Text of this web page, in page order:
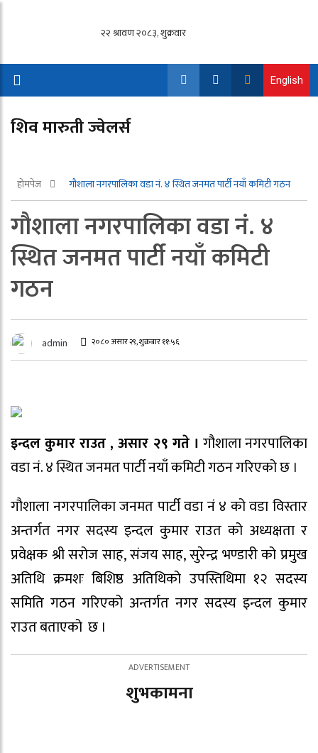
English
शिव मारुती ज्वेलर्स
होमपेज गौशाला नगरपालिका वडा नं. ४ स्थित जनमत पार्टी नयाँ कमिटी गठन
गौशाला नगरपालिका वडा नं. ४
स्थित जनमत पार्टी नयाँ कमिटी
गठन
admin २०८० असार २९, शुक्रबार ११:५६
इन्दल कुमार राउत , असार २९ गते । गौशाला नगरपालिका
वडा नं. ४ स्थित जनमत पार्टी नयाँ कमिटी गठन गरिएको छ ।
गौशाला नगरपालिका जनमत पार्टी वडा नं ४ को वडा विस्तार
अन्तर्गत नगर सदस्य इन्दल कुमार राउत को अध्यक्षता र
प्रवेक्षक श्री सरोज साह, संजय साह, सुरेन्द्र भण्डारी को प्रमुख
अतिथि क्रमशः बिशिष्ठ अतिथिको उपस्तिथिमा १२ सदस्य
समिति गठन गरिएको अन्तर्गत नगर सदस्य इन्दल कुमार
राउत बताएको छ ।
शुभकामना